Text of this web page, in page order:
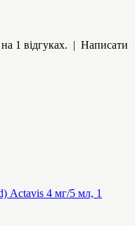
1 відгуках. | Написати
Actavis 4 мг/5 мл, 1